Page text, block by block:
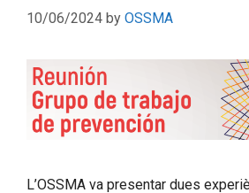
10/06/2024 by OSSMA
L’OSSMA va presentar dues